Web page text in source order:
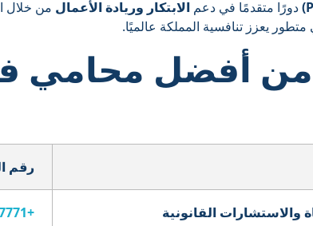
دورًا متقدمًا في دعم الابتكار وريادة الأعمال من خلال
متطور يعزز تنافسية المملكة عالميًا.
رقم
والاستشارات القانونية +966126777771